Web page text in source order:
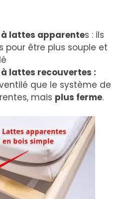
à lattes apparentes : ils
pour être plus souple et
à lattes recouvertes :
que le système de
mais plus ferme.